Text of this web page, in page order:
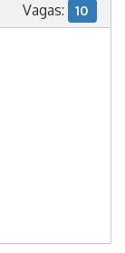
Vagas: 10